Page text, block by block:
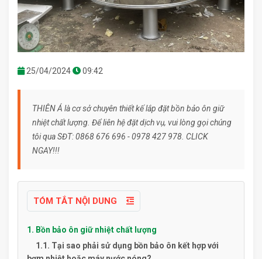
25/04/2024 09:42
THIÊN Á là cơ sở chuyên thiết kế lắp đặt bồn bảo ôn giữ
nhiệt chất lượng. Để liên hệ đặt dịch vụ, vui lòng gọi chúng
tôi qua SĐT: 0868 676 696 - 0978 427 978. CLICK
NGAY!!!
TÓM TẮT NỘI DUNG
1. Bồn bảo ôn giữ nhiệt chất lượng
1.1. Tại sao phải sử dụng bồn bảo ôn kết hợp với